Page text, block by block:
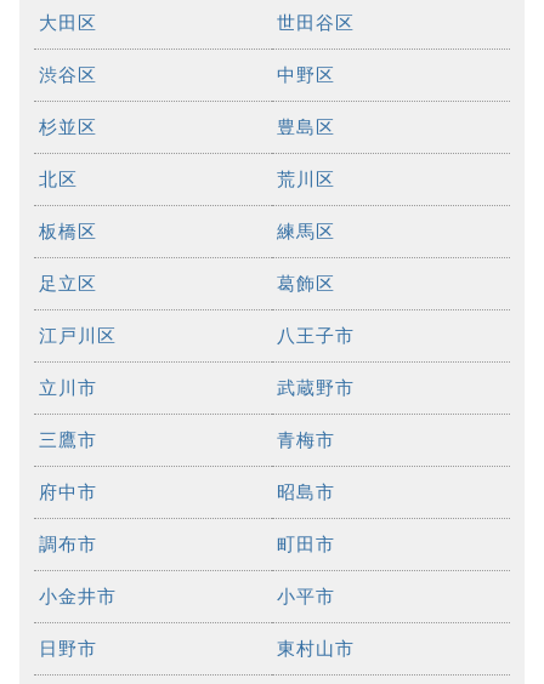
大田区 世田谷区
渋谷区 中野区
杉並区 豊島区
北区 荒川区
板橋区 練馬区
足立区 葛飾区
江戸川区 八王子市
立川市 武蔵野市
三鷹市 青梅市
府中市 昭島市
調布市 町田市
小金井市 小平市
日野市 東村山市